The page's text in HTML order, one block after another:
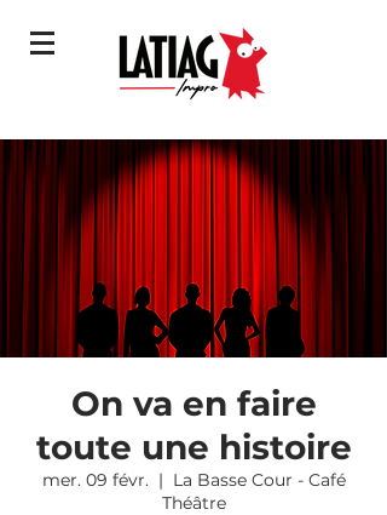
On va en faire
toute une histoire
mer. 09 févr.
  |
La Basse Cour - Café
Théâtre